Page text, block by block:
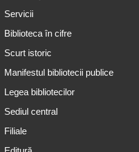
Servicii
Biblioteca în cifre
Scurt istoric
Manifestul bibliotecii publice
Legea bibliotecilor
Sediul central
Filiale